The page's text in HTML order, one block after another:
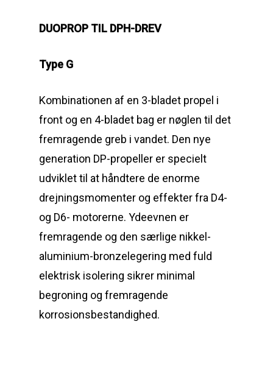
DUOPROP TIL DPH-DREV
Type G
Kombinationen af en 3-bladet propel i
front og en 4-bladet bag er nøglen til det
fremragende greb i vandet. Den nye
generation DP-propeller er specielt
udviklet til at håndtere de enorme
drejningsmomenter og effekter fra D4-
og D6- motorerne. Ydeevnen er
fremragende og den særlige nikkel-
aluminium-bronzelegering med fuld
elektrisk isolering sikrer minimal
begroning og fremragende
korrosionsbestandighed.
Reparation